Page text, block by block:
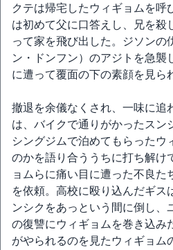
クテは帰宅したウィギョムを呼
は初めて父に口答えし、兄を殺
って家を飛び出した。ジソンの
ン・ドンフン）のアジトを急襲
に遭って覆面の下の素顔を見ら
撤退を余儀なくされ、一味に追
は、バイクで通りがかったスン
シングジムで泊めてもらったウ
のかを語り合ううちに打ち解け
ョムらに痛い目に遭った不良た
を依頼。高校に殴り込んだギス
ンシクをあっという間に倒し、
の復讐にウィギョムを巻き込み
がやられるのを見たウィギョム